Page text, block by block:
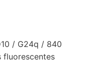
/ G24q / 840
fluorescentes